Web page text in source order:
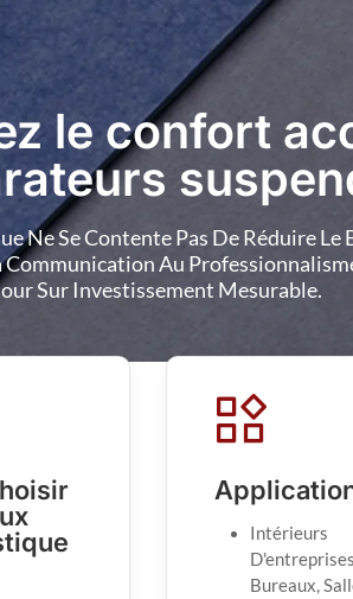
le confort
Ne Se Contente Pas De Réduire
Communication Au
Sur Investissement Mesurable.
Intérieurs
Bureaux,